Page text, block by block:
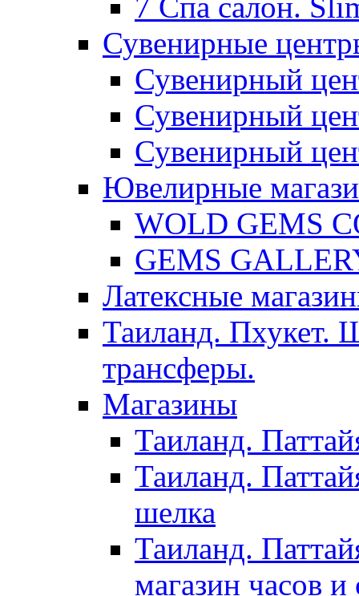
7 Спа салон.
Сувенирные
Сувенирный
Сувенирный
Сувенирный
Ювелирные
WOLD GEMS
GEMS
Латексные
Таиланд. Пхукет.
трансферы.
Магазины
Таиланд.
Таиланд.
шелка
Таиланд.
магазин часов